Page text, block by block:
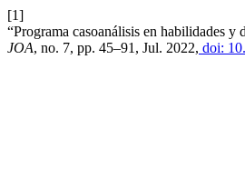
[1]
“Programa casoanálisis en habilidades
JOA, no. 7, pp. 45–91, Jul. 2022, doi: